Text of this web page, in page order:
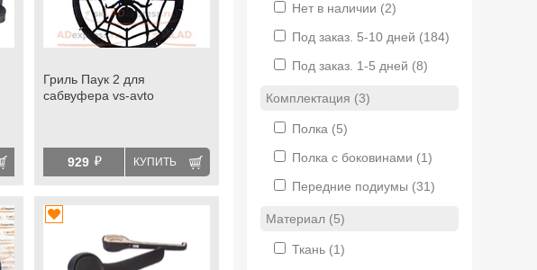
Гриль Паук 2 для
сабвуфера vs-avto
929 й КУПИТЬ
Нет в наличии (2)
Под заказ. 5-10 дней (184)
Под заказ. 1-5 дней (8)
Комплектация (3)
Полка (5)
Полка с боковинами (1)
Передние подиумы (31)
Материал (5)
Ткань (1)